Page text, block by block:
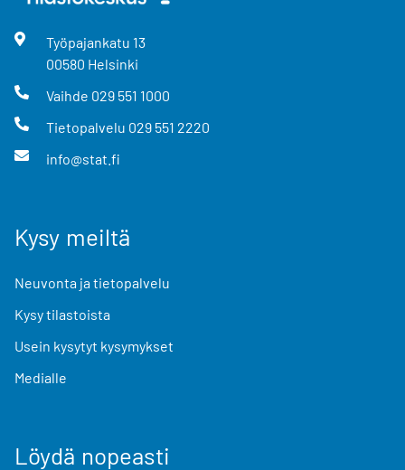
Työpajankatu 13
00580 Helsinki
Vaihde 029 551 1000
Tietopalvelu 029 551 2220
info@stat.fi
Kysy meiltä
Neuvonta ja tietopalvelu
Kysy tilastoista
Usein kysytyt kysymykset
Medialle
Löydä nopeasti